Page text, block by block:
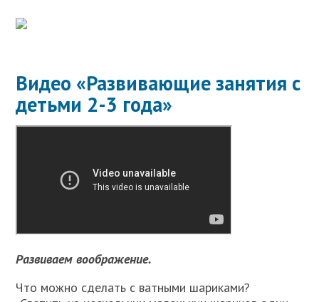
Видео «Развивающие занятия с
детьми 2-3 года»
Развиваем воображение.
Что можно сделать с ватными шариками?